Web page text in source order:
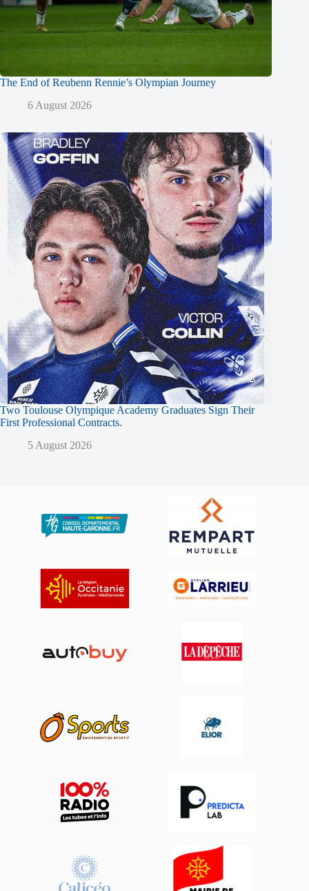
The End of Reubenn Rennie’s Olympian Journey
6 August 2026
Two Toulouse Olympique Academy Graduates Sign Their
First Professional Contracts.
5 August 2026